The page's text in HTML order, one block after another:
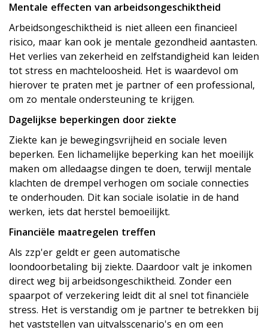
Mentale effecten van arbeidsongeschiktheid
Arbeidsongeschiktheid is niet alleen een financieel
risico, maar kan ook je mentale gezondheid aantasten.
Het verlies van zekerheid en zelfstandigheid kan leiden
tot stress en machteloosheid. Het is waardevol om
hierover te praten met je partner of een professional,
om zo mentale ondersteuning te krijgen.
Dagelijkse beperkingen door ziekte
Ziekte kan je bewegingsvrijheid en sociale leven
beperken. Een lichamelijke beperking kan het moeilijk
maken om alledaagse dingen te doen, terwijl mentale
klachten de drempel verhogen om sociale connecties
te onderhouden. Dit kan sociale isolatie in de hand
werken, iets dat herstel bemoeilijkt.
Financiële maatregelen treffen
Als zzp'er geldt er geen automatische
loondoorbetaling bij ziekte. Daardoor valt je inkomen
direct weg bij arbeidsongeschiktheid. Zonder een
spaarpot of verzekering leidt dit al snel tot financiële
stress. Het is verstandig om je partner te betrekken bij
het vaststellen van uitvalsscenario's en om een